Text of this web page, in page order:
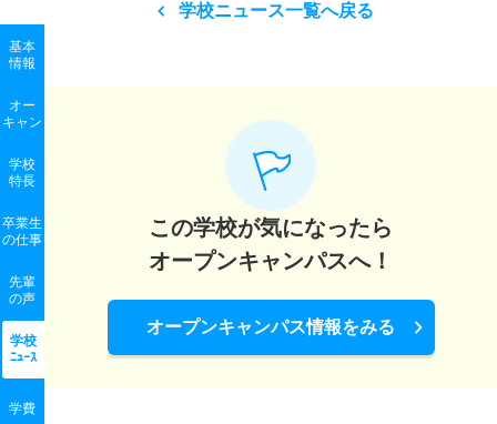
基本
情報
オー
キャン
学校
特長
卒業生
の仕事
先輩
の声
学校
ﾆｭｰｽ
学費
学校ニュース一覧へ戻る
この学校が気になったら
オープンキャンパスへ！
オープンキャンパス情報をみる